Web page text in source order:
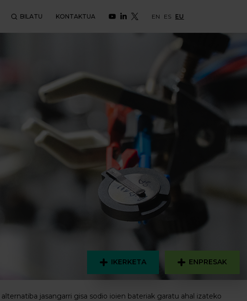
BILATU KONTAKTUA EN ES EU
IKERKETA ENPRESAK
jasangarri gisa sodio ioien bateriak garatu ahal izateko